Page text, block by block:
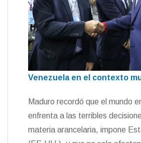
Venezuela en el contexto
Maduro recordó que el mundo
enfrenta a las terribles
materia arancelaria, impone